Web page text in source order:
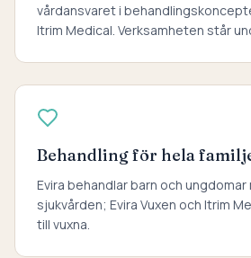
vårdansvaret i
Itrim Medical. Verksamheten står
Behandling för hela
Evira behandlar barn och
sjukvården; Evira Vuxen och Itrim
till vuxna.